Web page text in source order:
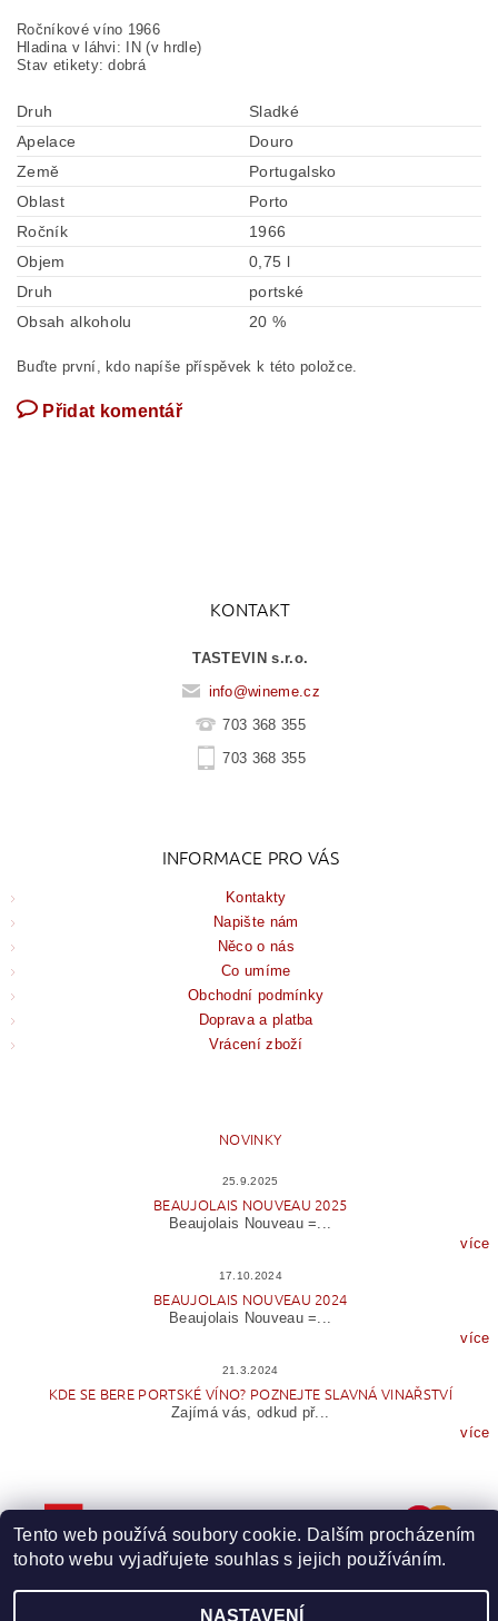
Ročníkové víno 1966
Hladina v láhvi: IN (v hrdle)
Stav etikety: dobrá
Druh
Sladké
Apelace
Douro
Země
Portugalsko
Oblast
Porto
Ročník
1966
Objem
0,75 l
Druh
portské
Obsah alkoholu
20 %
Buďte první, kdo napíše příspěvek k této položce.
Přidat komentář
KONTAKT
TASTEVIN s.r.o.
info@wineme.cz
703 368 355
703 368 355
INFORMACE PRO VÁS
Kontakty
Napište nám
Něco o nás
Co umíme
Obchodní podmínky
Doprava a platba
Vrácení zboží
NOVINKY
25.9.2025
BEAUJOLAIS NOUVEAU 2025
Beaujolais Nouveau =...
více
17.10.2024
BEAUJOLAIS NOUVEAU 2024
Beaujolais Nouveau =...
více
21.3.2024
KDE SE BERE PORTSKÉ VÍNO? POZNEJTE SLAVNÁ VINAŘSTVÍ
Zajímá vás, odkud př...
více
2026 © Wineme.cz, všechna práva vyhrazena Upravit nastavení cookies
Tento web používá soubory cookie. Dalším procházením
tohoto webu vyjadřujete souhlas s jejich používáním.
NASTAVENÍ